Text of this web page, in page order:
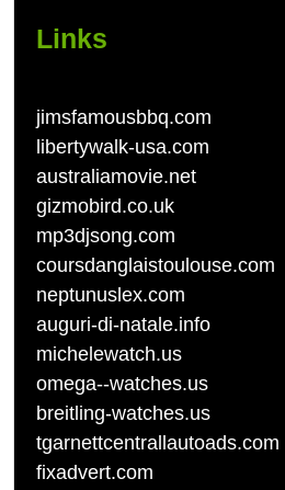
Links
jimsfamousbbq.com
libertywalk-usa.com
australiamovie.net
gizmobird.co.uk
mp3djsong.com
coursdanglaistoulouse.com
neptunuslex.com
auguri-di-natale.info
michelewatch.us
omega--watches.us
breitling-watches.us
tgarnettcentrallautoads.com
fixadvert.com